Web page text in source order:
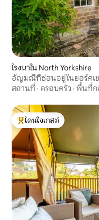
โรงนาใน North Yorkshire
อัญมณีที่ซ่อนอยู่ในยอร์คเช
สถานที่ · ครอบครัว · พื้นที่ก
โดนใจเกสต์ที่สุด
โดนใจเกสต์